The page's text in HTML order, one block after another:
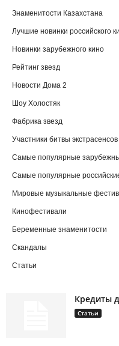
Знаменитости Казахстана
Лучшие новинки российского
Новинки зарубежного кино
Рейтинг звезд
Новости Дома 2
Шоу Холостяк
Фабрика звезд
Участники битвы
Самые популярные
Самые популярные
Мировые музыкальные
Кинофестивали
Беременные знаменитости
Скандалы
Статьи
Кредиты
Статьи